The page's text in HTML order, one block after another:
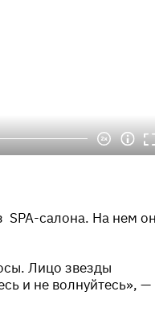
SPA-салона. На нем
Лицо звезды
и не волнуйтесь», —